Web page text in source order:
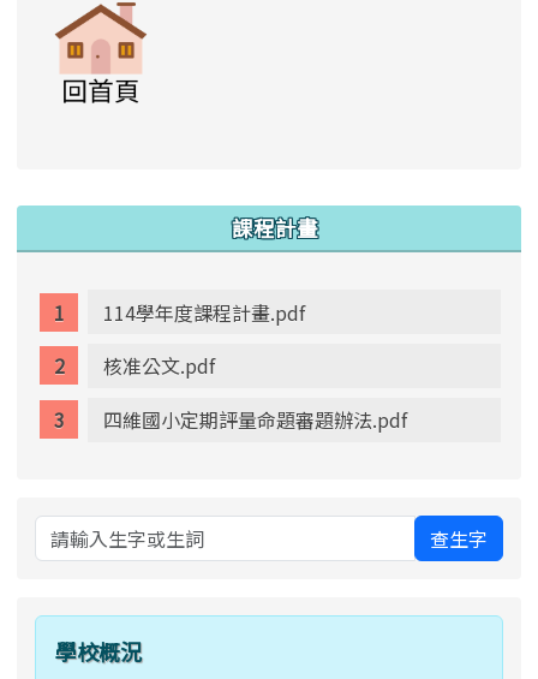
課程計畫
114學年度課程計畫.pdf
核准公文.pdf
四維國小定期評量命題審題辦法.pdf
查生字
學校概況